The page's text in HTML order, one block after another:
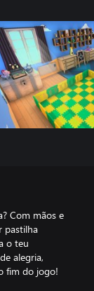
Com mãos e
pastilha
o teu
alegria,
fim do jogo!